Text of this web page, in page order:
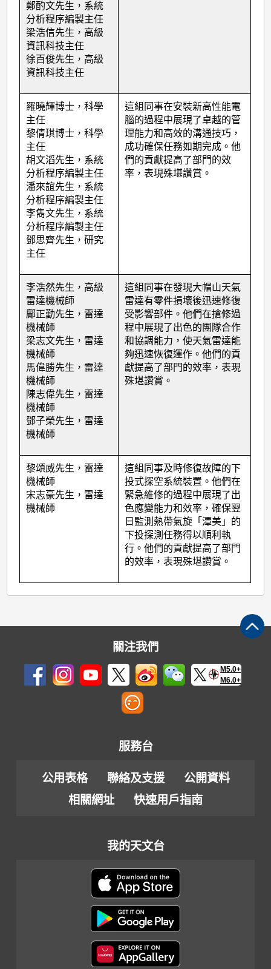
鄭酌文先生，系統
分析程序編製主任
梁浩信先生，高級
資訊科技主任
徐百俊先生，高級
資訊科技主任
羅曉輝博士，科學
主任
黎倩琪博士，科學
主任
胡文滔先生，系統
分析程序編製主任
潘來誼先生，系統
分析程序編製主任
李雋文先生，系統
分析程序編製主任
鄧思齊先生，研究
主任
這組同事在安裝新高性能電
腦的過程中展現了卓越的管
理能力和高效的溝通技巧，
成功確保任務如期完成。他
們的貢獻提高了部門的效
率，表現殊堪讚賞。
李浩然先生，高級
雷達機械師
鄺正勤先生，雷達
機械師
梁志文先生，雷達
機械師
馬偉勝先生，雷達
機械師
陳志偉先生，雷達
機械師
鄧子榮先生，雷達
機械師
這組同事在發現大帽山天氣
雷達有零件損壞後迅速修復
受影響部件。他們在搶修過
程中展現了出色的團隊合作
和協調能力，使天氣雷達能
夠迅速恢復運作。他們的貢
獻提高了部門的效率，表現
殊堪讚賞。
黎頌威先生，雷達
機械師
宋志豪先生，雷達
機械師
這組同事及時修復故障的下
投式探空系統裝置。他們在
緊急維修的過程中展現了出
色應變能力和效率，確保翌
日監測熱帶氣旋「潭美」的
下投探測任務得以順利執
行。他們的貢獻提高了部門
的效率，表現殊堪讚賞。
關注我們
M5.0+
M6.0+
服務台
公用表格 聯絡及支援
公開資料
相關網址
快速用戶指南
我的天文台